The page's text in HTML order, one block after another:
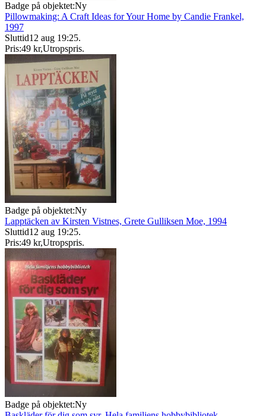
Badge på objektet:Ny
Pillowmaking: A Craft Ideas for Your Home by Candie Frankel,
1997
Sluttid12 aug 19:25.
Pris:49 kr,Utropspris.
Badge på objektet:Ny
Lapptäcken av Kirsten Vistnes, Grete Gulliksen Moe, 1994
Sluttid12 aug 19:25.
Pris:49 kr,Utropspris.
Badge på objektet:Ny